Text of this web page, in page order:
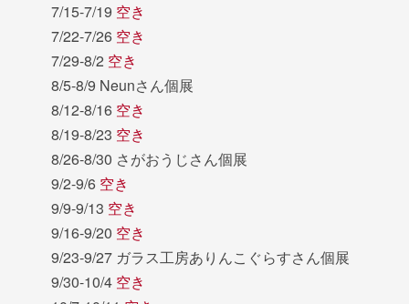
7/15-7/19 空き
7/22-7/26 空き
7/29-8/2 空き
8/5-8/9 Neunさん個展
8/12-8/16 空き
8/19-8/23 空き
8/26-8/30 さがおうじさん個展
9/2-9/6 空き
9/9-9/13 空き
9/16-9/20 空き
9/23-9/27 ガラス工房ありんこぐらすさん個展
9/30-10/4 空き